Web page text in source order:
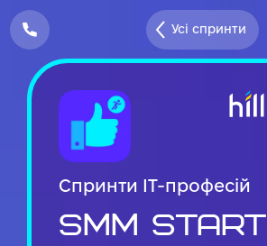
Усі спринти
Спринти IT-професій
SMM Start